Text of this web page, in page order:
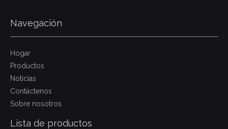
Navegación
Hogar
Productos
Noticias
Contáctenos
Sobre nosotros
Lista de productos